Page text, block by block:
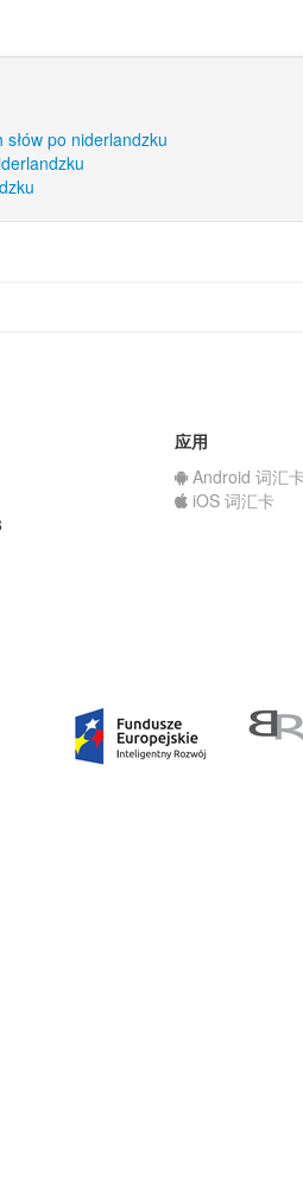
po niderlandzku
应用
Android 词汇
iOS 词汇卡